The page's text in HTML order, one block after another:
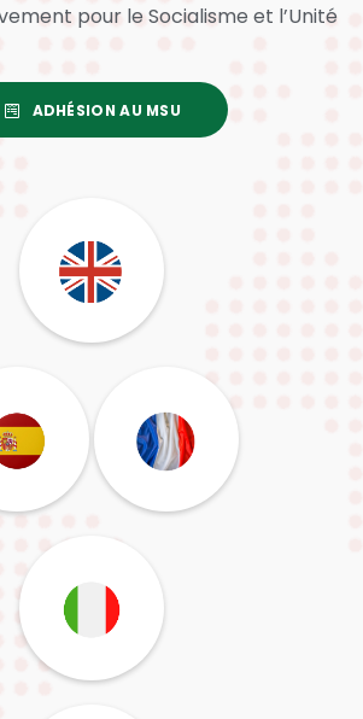
pour le Socialisme et l’Unité
ADHÉSION AU MSU